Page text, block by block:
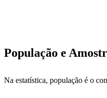
População e
Na estatística, população é o